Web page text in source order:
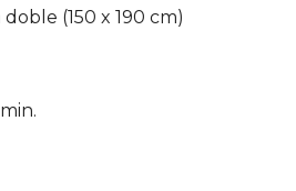
(150 x 190 cm)